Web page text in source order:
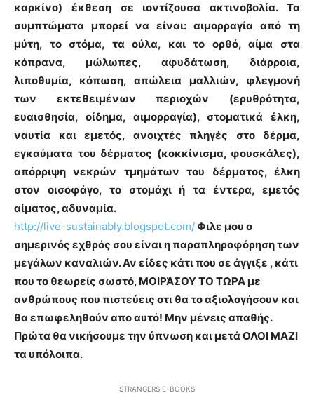
καρκίνο) έκθεση σε ιοντίζουσα ακτινοβολία. Τα
συμπτώματα μπορεί να είναι: αιμορραγία από τη
μύτη, το στόμα, τα ούλα, και το ορθό, αίμα στα
κόπρανα, μώλωπες, αφυδάτωση, διάρροια,
λιποθυμία, κόπωση, απώλεια μαλλιών, φλεγμονή
των εκτεθειμένων περιοχών (ερυθρότητα,
ευαισθησία, οίδημα, αιμορραγία), στοματικά έλκη,
ναυτία και εμετός, ανοιχτές πληγές στο δέρμα,
εγκαύματα του δέρματος (κοκκίνισμα, φουσκάλες),
απόρριψη νεκρών τμημάτων του δέρματος, έλκη
στον οισοφάγο, το στομάχι ή τα έντερα, εμετός
αίματος, αδυναμία.
http://live-sustainably.blogspot.com/ Φιλε μου ο
σημερινός εχθρός σου είναι η παραπληροφόρηση των
μεγάλων καναλιών. Αν είδες κάτι που σε άγγιξε , κάτι
που το θεωρείς σωστό, ΜΟΙΡΆΣΟΥ ΤΟ ΤΩΡΑ με
ανθρώπους που πιστεύεις οτι θα το αξιολογήσουν και
θα επωφεληθούν απο αυτό! Μην μένεις απαθής.
Πρώτα θα νικήσουμε την ύπνωση και μετά ΟΛΟΙ ΜΑΖΙ
τα υπόλοιπα.
STRANGERS E-BOOKS